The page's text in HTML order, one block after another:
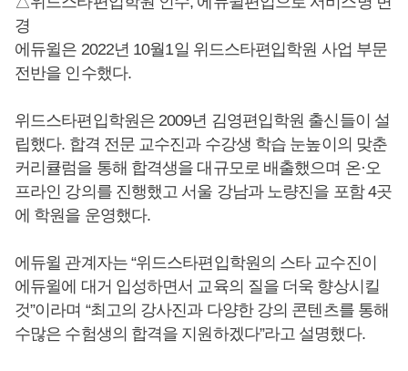
경
에듀윌은 2022년 10월1일 위드스타편입학원 사업 부문
전반을 인수했다.
위드스타편입학원은 2009년 김영편입학원 출신들이 설
립했다. 합격 전문 교수진과 수강생 학습 눈높이의 맞춘
커리큘럼을 통해 합격생을 대규모로 배출했으며 온·오
프라인 강의를 진행했고 서울 강남과 노량진을 포함 4곳
에 학원을 운영했다.
에듀윌 관계자는 “위드스타편입학원의 스타 교수진이
에듀윌에 대거 입성하면서 교육의 질을 더욱 향상시킬
것”이라며 “최고의 강사진과 다양한 강의 콘텐츠를 통해
수많은 수험생의 합격을 지원하겠다”라고 설명했다.